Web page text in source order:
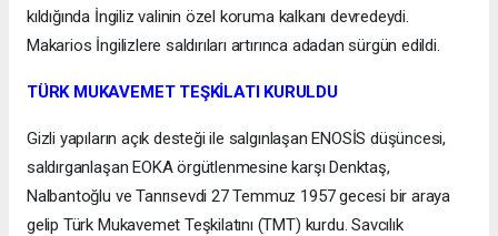
kıldığında İngiliz valinin özel koruma kalkanı devredeydi.
Makarios İngilizlere saldırıları artırınca adadan sürgün edildi.
TÜRK MUKAVEMET TEŞKİLATI KURULDU
Gizli yapıların açık desteği ile salgınlaşan ENOSİS düşüncesi,
saldırganlaşan EOKA örgütlenmesine karşı Denktaş,
Nalbantoğlu ve Tanrısevdi 27 Temmuz 1957 gecesi bir araya
gelip Türk Mukavemet Teşkilatını (TMT) kurdu. Savcılık